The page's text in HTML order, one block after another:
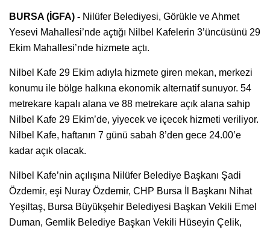
BURSA (İGFA) - Nilüfer Belediyesi, Görükle ve Ahmet
Yesevi Mahallesi’nde açtığı Nilbel Kafelerin 3’üncüsünü 29
Ekim Mahallesi’nde hizmete açtı.
Nilbel Kafe 29 Ekim adıyla hizmete giren mekan, merkezi
konumu ile bölge halkına ekonomik alternatif sunuyor. 54
metrekare kapalı alana ve 88 metrekare açık alana sahip
Nilbel Kafe 29 Ekim’de, yiyecek ve içecek hizmeti veriliyor.
Nilbel Kafe, haftanın 7 günü sabah 8’den gece 24.00’e
kadar açık olacak.
Nilbel Kafe’nin açılışına Nilüfer Belediye Başkanı Şadi
Özdemir, eşi Nuray Özdemir, CHP Bursa İl Başkanı Nihat
Yeşiltaş, Bursa Büyükşehir Belediyesi Başkan Vekili Emel
Duman, Gemlik Belediye Başkan Vekili Hüseyin Çelik,